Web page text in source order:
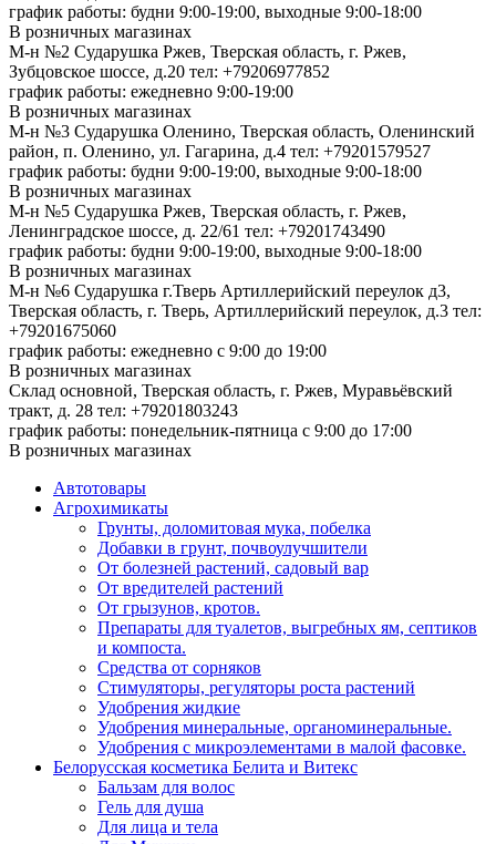
график работы: будни 9:00-19:00, выходные 9:00-18:00
В розничных магазинах
М-н №2 Cударушка Ржев, Тверская область, г. Ржев,
Зубцовское шоссе, д.20 тел: +79206977852
график работы: ежедневно 9:00-19:00
В розничных магазинах
М-н №3 Сударушка Оленино, Тверская область, Оленинский
район, п. Оленино, ул. Гагарина, д.4 тел: +79201579527
график работы: будни 9:00-19:00, выходные 9:00-18:00
В розничных магазинах
М-н №5 Сударушка Ржев, Тверская область, г. Ржев,
Ленинградское шоссе, д. 22/61 тел: +79201743490
график работы: будни 9:00-19:00, выходные 9:00-18:00
В розничных магазинах
М-н №6 Сударушка г.Тверь Артиллерийский переулок д3,
Тверская область, г. Тверь, Артиллерийский переулок, д.3 тел:
+79201675060
график работы: ежедневно с 9:00 до 19:00
В розничных магазинах
Склад основной, Тверская область, г. Ржев, Муравьёвский
тракт, д. 28 тел: +79201803243
график работы: понедельник-пятница с 9:00 до 17:00
В розничных магазинах
Автотовары
Агрохимикаты
Грунты, доломитовая мука, побелка
Добавки в грунт, почвоулучшители
От болезней растений, садовый вар
От вредителей растений
От грызунов, кротов.
Препараты для туалетов, выгребных ям, септиков
и компоста.
Средства от сорняков
Стимуляторы, регуляторы роста растений
Удобрения жидкие
Удобрения минеральные, органоминеральные.
Удобрения с микроэлементами в малой фасовке.
Белорусская косметика Белита и Витекс
Бальзам для волос
Гель для душа
Для лица и тела